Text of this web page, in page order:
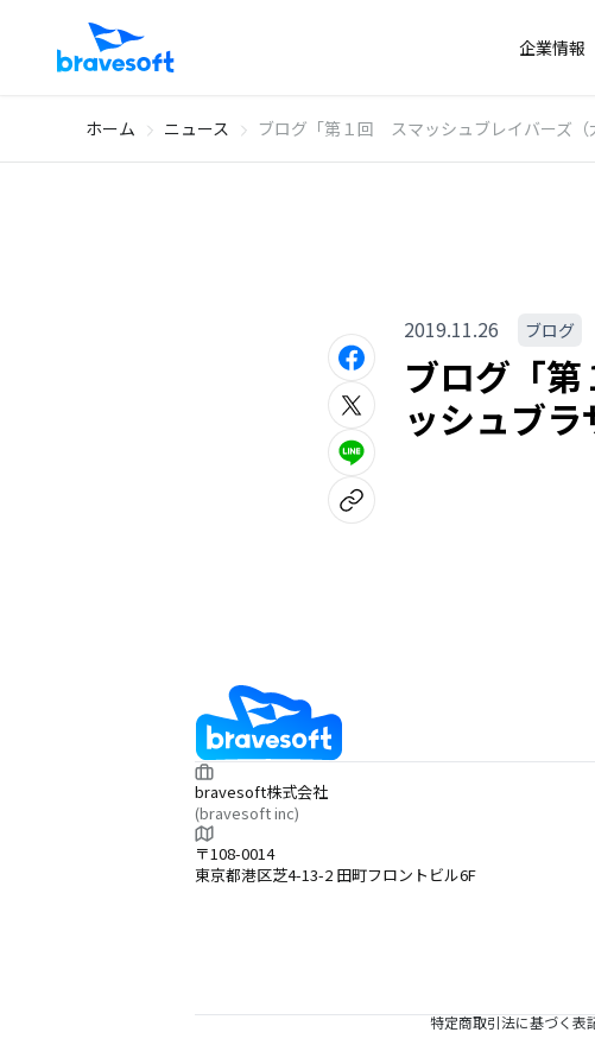
企業情報
ホーム ニュース ブログ「第１回 スマッシュブレイバーズ（
2019.11.26 ブログ
ブログ「
ッシュブ
bravesoft株式会社
(bravesoft inc)
〒108-0014
東京都港区芝4-13-2 田町フロントビル6F
特定商取引法に基づく表